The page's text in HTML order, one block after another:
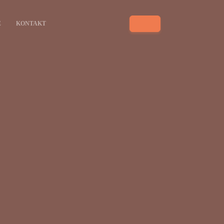
KONTAKT